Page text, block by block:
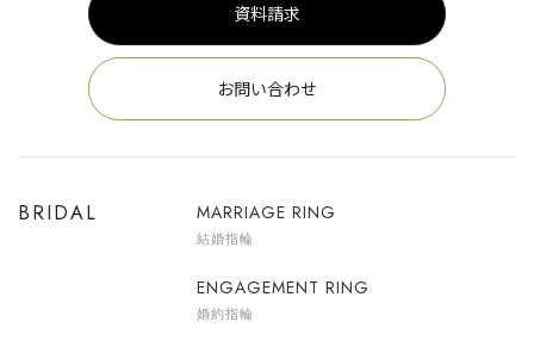
資料請求
お問い合わせ
BRIDAL MARRIAGE RING
結婚指輪
ENGAGEMENT RING
婚約指輪